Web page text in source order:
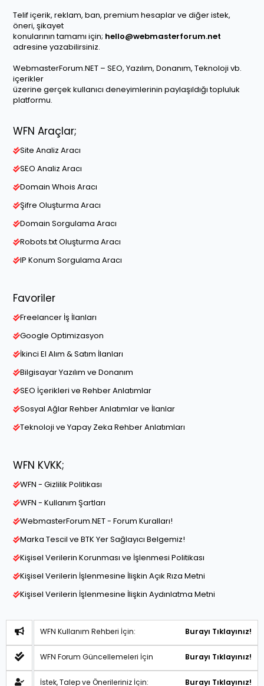
Telif içerik, reklam, ban, premium hesaplar ve diğer istek,
öneri, şikayet
konularının tamamı için; hello@webmasterforum.net
adresine yazabilirsiniz.
WebmasterForum.NET – SEO, Yazılım, Donanım, Teknoloji vb.
içerikler
üzerine gerçek kullanıcı deneyimlerinin paylaşıldığı topluluk
platformu.
WFN Araçlar;
Site Analiz Aracı
SEO Analiz Aracı
Domain Whois Aracı
Şifre Oluşturma Aracı
Domain Sorgulama Aracı
Robots.txt Oluşturma Aracı
IP Konum Sorgulama Aracı
Favoriler
Freelancer İş İlanları
Google Optimizasyon
İkinci El Alım & Satım İlanları
Bilgisayar Yazılım ve Donanım
SEO İçerikleri ve Rehber Anlatımlar
Sosyal Ağlar Rehber Anlatımlar ve İlanlar
Teknoloji ve Yapay Zeka Rehber Anlatımları
WFN KVKK;
WFN - Gizlilik Politikası
WFN - Kullanım Şartları
WebmasterForum.NET - Forum Kuralları!
Marka Tescil ve BTK Yer Sağlayıcı Belgemiz!
Kişisel Verilerin Korunması ve İşlenmesi Politikası
Kişisel Verilerin İşlenmesine İlişkin Açık Rıza Metni
Kişisel Verilerin İşlenmesine İlişkin Aydınlatma Metni
WFN Kullanım Rehberi İçin: Burayı Tıklayınız!
WFN Forum Güncellemeleri İçin Burayı Tıklayınız!
İstek, Talep ve Önerileriniz İçin: Burayı Tıklayınız!